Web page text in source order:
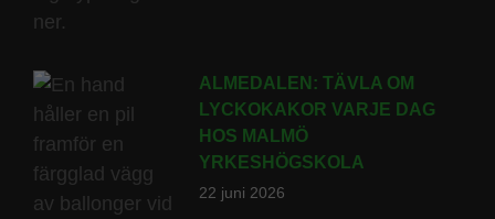
ALMEDALEN: TÄVLA OM
LYCKOKAKOR VARJE DAG
HOS MALMÖ
YRKESHÖGSKOLA
22 juni 2026